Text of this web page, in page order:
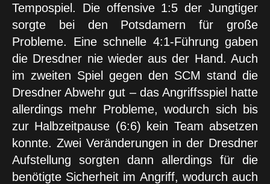
Tempospiel. Die offensive 1:5 der Jungtiger
sorgte bei den Potsdamern für große
Probleme. Eine schnelle 4:1-Führung gaben
die Dresdner nie wieder aus der Hand. Auch
im zweiten Spiel gegen den SCM stand die
Dresdner Abwehr gut – das Angriffsspiel hatte
allerdings mehr Probleme, wodurch sich bis
zur Halbzeitpause (6:6) kein Team absetzen
konnte. Zwei Veränderungen in der Dresdner
Aufstellung sorgten dann allerdings für die
benötigte Sicherheit im Angriff, wodurch auch